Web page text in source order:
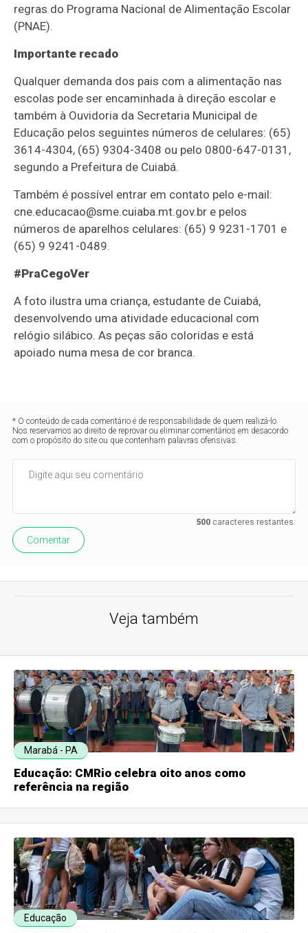
regras do Programa Nacional de Alimentação Escolar
(PNAE).
Importante recado
Qualquer demanda dos pais com a alimentação nas
escolas pode ser encaminhada à direção escolar e
também à Ouvidoria da Secretaria Municipal de
Educação pelos seguintes números de celulares: (65)
3614-4304, (65) 9304-3408 ou pelo 0800-647-0131,
segundo a Prefeitura de Cuiabá.
Também é possível entrar em contato pelo e-mail:
cne.educacao@sme.cuiaba.mt.gov.br e pelos
números de aparelhos celulares: (65) 9 9231-1701 e
(65) 9 9241-0489.
#PraCegoVer
A foto ilustra uma criança, estudante de Cuiabá,
desenvolvendo uma atividade educacional com
relógio silábico. As peças são coloridas e está
apoiado numa mesa de cor branca.
* O conteúdo de cada comentário é de responsabilidade de quem realizá-lo.
Nos reservamos ao direito de reprovar ou eliminar comentários em desacordo
com o propósito do site ou que contenham palavras ofensivas.
500caracteres restantes.
Comentar
Veja também
Marabá - PA
Educação: CMRio celebra oito anos como
referência na região
Educação